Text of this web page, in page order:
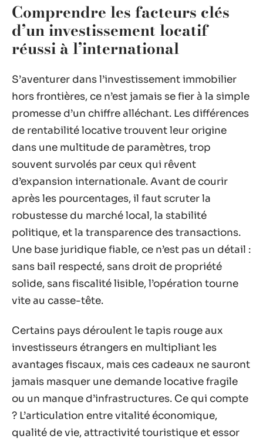
Comprendre les facteurs clés
d’un investissement locatif
réussi à l’international
S’aventurer dans l’investissement immobilier
hors frontières, ce n’est jamais se fier à la simple
promesse d’un chiffre alléchant. Les différences
de rentabilité locative trouvent leur origine
dans une multitude de paramètres, trop
souvent survolés par ceux qui rêvent
d’expansion internationale. Avant de courir
après les pourcentages, il faut scruter la
robustesse du marché local, la stabilité
politique, et la transparence des transactions.
Une base juridique fiable, ce n’est pas un détail :
sans bail respecté, sans droit de propriété
solide, sans fiscalité lisible, l’opération tourne
vite au casse-tête.
Certains pays déroulent le tapis rouge aux
investisseurs étrangers en multipliant les
avantages fiscaux, mais ces cadeaux ne sauront
jamais masquer une demande locative fragile
ou un manque d’infrastructures. Ce qui compte
? L’articulation entre vitalité économique,
qualité de vie, attractivité touristique et essor